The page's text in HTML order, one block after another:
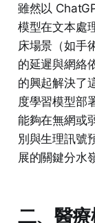
雖然以
模型在文本處
床場景（如手
的延遲與網絡
的興起解決了
度學習模型部
能夠在無網或
別與生理訊號
展的關鍵分水
二、醫